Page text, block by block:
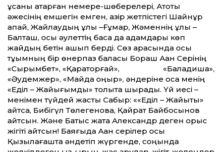
құсаны ақтарған немере-шөберелері, Ақтоқты
әжесінің емшегін емген, қазір жетпістегі Шайнұр
апай, Жайлаудың ұлы –Ғұмар, Жәменнің ұлы –
Балташ, осы әулеттің басқа да адамдары көп
жайдың бетін ашып берді. Сөз арасында осы
тұқымның бір өнерпаз баласы Бораш Ақан Серінің
«Сырымбет», «Қараторғай», «Балқадиша»,
«Әудемжер», «Майда қоңыр», әндеріне қоса менің
«Еділ – Жайығымды» толқыта шырқады. Үй иесі –
менімен түйдей жасты Сабыр: ««Еділ – Жайықты»
айтса, Бибігүл Төлегенова, Қайрат Байбосынов
айтсын. Және Батыс жақта Александр деген орыс
жігіті айтсын! Баяғыда Ақан серілер осы
Қызылағашта әндетіп жүргенде, соңында